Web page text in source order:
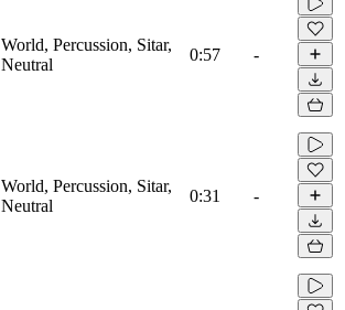
World, Percussion, Sitar,
Neutral
0:57 -
World, Percussion, Sitar,
Neutral
0:31 -